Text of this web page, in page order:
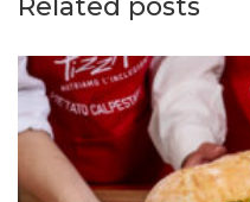
Related posts